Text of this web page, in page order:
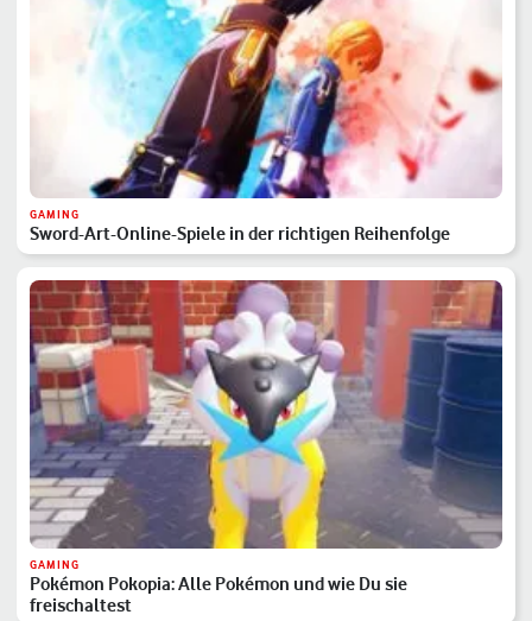
GAMING
Sword-Art-Online-Spiele in der richtigen Reihenfolge
GAMING
Pokémon Pokopia: Alle Pokémon und wie Du sie
freischaltest